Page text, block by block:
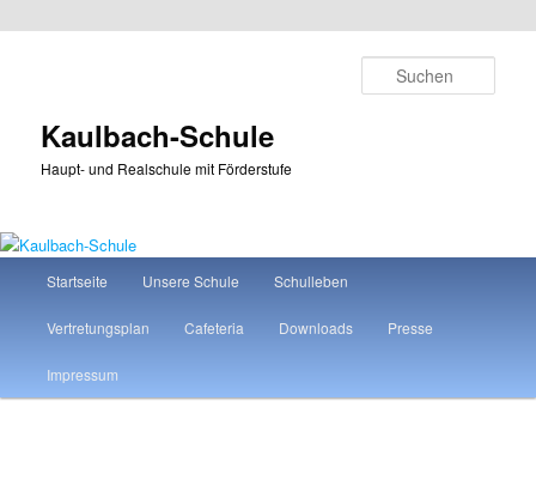
Kaulbach-Schule
Haupt- und Realschule mit Förderstufe
Startseite Unsere Schule Schulleben
Vertretungsplan Cafeteria Downloads Presse
Impressum